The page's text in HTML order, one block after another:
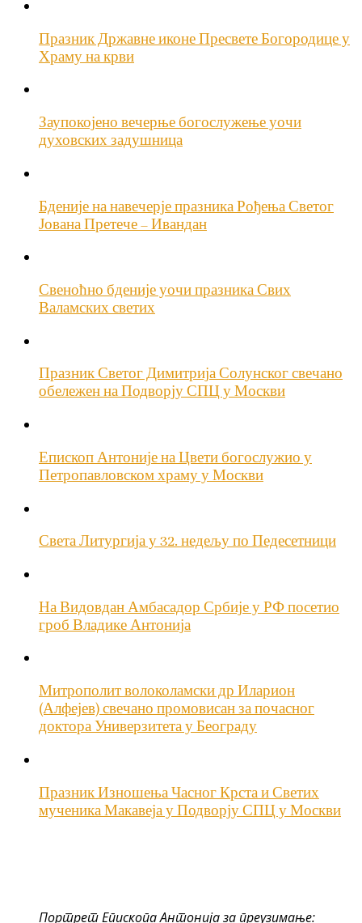
Празник Државне иконе Пресвете Богородице у
Храму на крви
Заупокојено вечерње богослужење уочи
духовских задушница
Бденије на навечерје празника Рођења Светог
Јована Претече – Ивандан
Свеноћно бденије уочи празника Свих
Валамских светих
Празник Светог Димитрија Солунског свечано
обележен на Подворју СПЦ у Москви
Епископ Антоније на Цвети богослужио у
Петропавловском храму у Москви
Света Литургија у 32. недељу по Педесетници
На Видовдан Амбасадор Србије у РФ посетио
гроб Владике Антонија
Митрополит волоколамски др Иларион
(Алфејев) свечано промовисан за почасног
доктора Универзитета у Београду
Празник Изношења Часног Крста и Светих
мученика Макавеја у Подворју СПЦ у Москви
Портрет Епископа Антонија за преузимање: